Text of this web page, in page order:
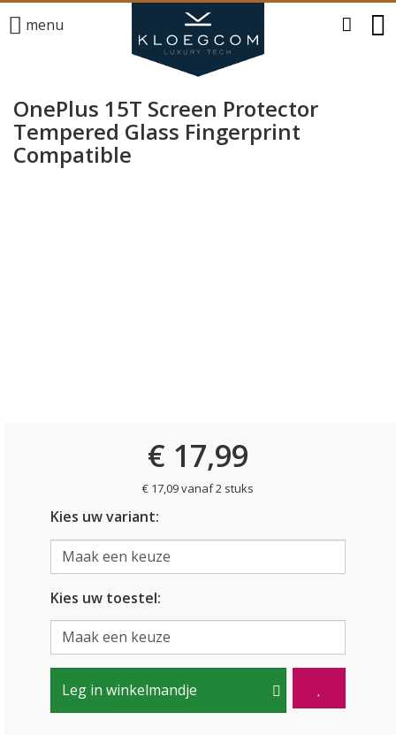
menu
OnePlus 15T Screen Protector
Tempered Glass Fingerprint
Compatible
€ 17,99
€ 17,09 vanaf 2 stuks
Kies uw variant:
Kies uw toestel:
Leg in winkelmandje